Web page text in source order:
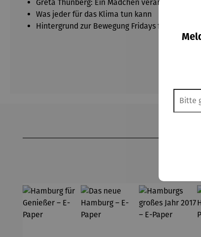
Greta Thunberg: Ein Mädchen verändert die
Was jeder für das Klima tun kann
Hintergrund zur Bewegung Fridays for Future